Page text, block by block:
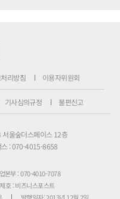
리방침 이용자위원회
기사심의규정 불편신고
울숲더스페이스 12층
스 : 070-4015-8658
본부 : 070-4010-7078
제호 : 비즈니스포스트
발행일자: 2013년 12월 2일